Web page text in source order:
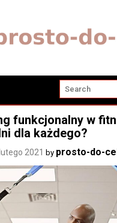
funkcjonalny w
dla każdego?
2021 by prosto-do-